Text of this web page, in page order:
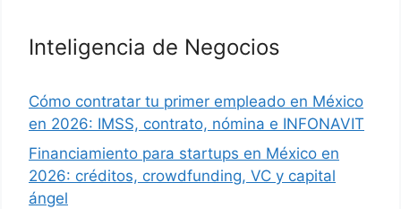
Inteligencia de Negocios
Cómo contratar tu primer empleado en México
en 2026: IMSS, contrato, nómina e INFONAVIT
Financiamiento para startups en México en
2026: créditos, crowdfunding, VC y capital
ángel